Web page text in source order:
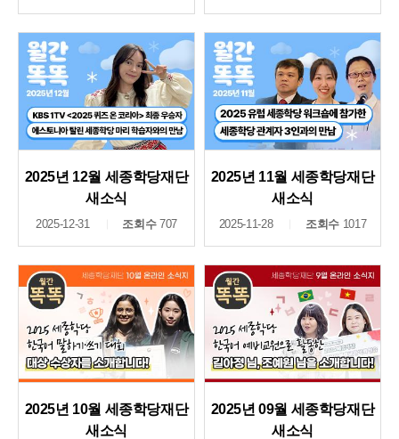
2025년 12월 세종학당재단
새소식
2025-12-31 조회수707
2025년 11월 세종학당재단
새소식
2025-11-28 조회수 1017
2025년 10월 세종학당재단
새소식
2025년 09월 세종학당재단
새소식